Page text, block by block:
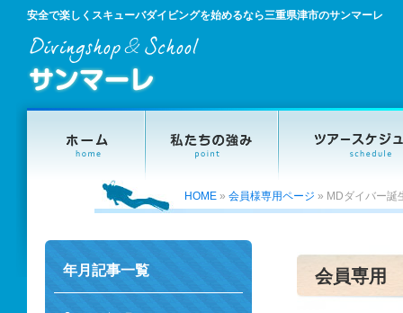
安全で楽しくスキューバダイビングを始めるなら三重県津市のサンマーレ
HOME » 会員様専用ページ » MDダイバー誕
会員専用
年月記事一覧